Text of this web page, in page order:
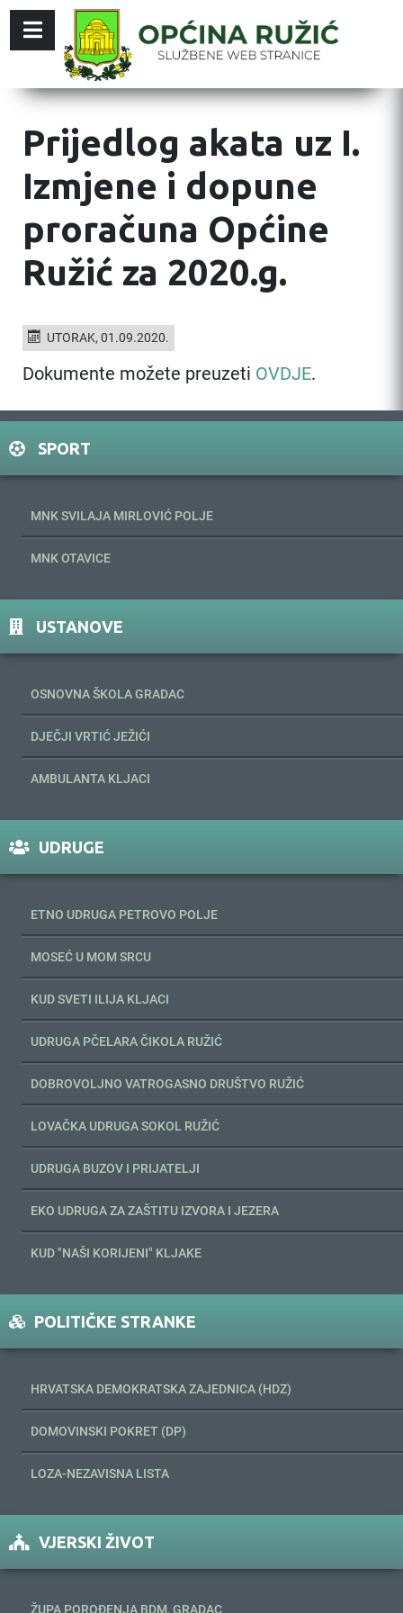
Prijedlog akata uz I.
Izmjene i dopune
proračuna Općine
Ružić za 2020.g.
UTORAK, 01.09.2020.
Dokumente možete preuzeti OVDJE.
SPORT
MNK SVILAJA MIRLOVIĆ POLJE
MNK OTAVICE
USTANOVE
OSNOVNA ŠKOLA GRADAC
DJEČJI VRTIĆ JEŽIĆI
AMBULANTA KLJACI
UDRUGE
ETNO UDRUGA PETROVO POLJE
MOSEĆ U MOM SRCU
KUD SVETI ILIJA KLJACI
UDRUGA PČELARA ČIKOLA RUŽIĆ
DOBROVOLJNO VATROGASNO DRUŠTVO RUŽIĆ
LOVAČKA UDRUGA SOKOL RUŽIĆ
UDRUGA BUZOV I PRIJATELJI
EKO UDRUGA ZA ZAŠTITU IZVORA I JEZERA
KUD "NAŠI KORIJENI" KLJAKE
POLITIČKE STRANKE
HRVATSKA DEMOKRATSKA ZAJEDNICA (HDZ)
DOMOVINSKI POKRET (DP)
LOZA-NEZAVISNA LISTA
VJERSKI ŽIVOT
ŽUPA POROĐENJA BDM, GRADAC